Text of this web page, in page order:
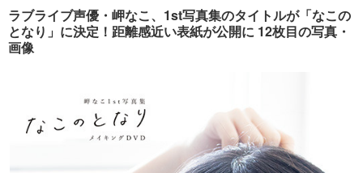
音楽 スポーツ
ペット ショッピング
プッシュ通知の停止方法
ラブライブ声優・岬なこ、1st写真集のタイトルが「なこの
となり」に決定！距離感近い表紙が公開に 12枚目の写真・
画像